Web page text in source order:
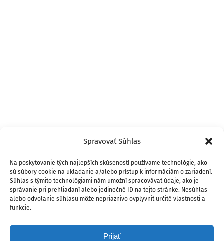
Spravovať Súhlas
Na poskytovanie tých najlepších skúseností používame technológie, ako
sú súbory cookie na ukladanie a/alebo prístup k informáciám o zariadení.
Súhlas s týmito technológiami nám umožní spracovávať údaje, ako je
správanie pri prehliadaní alebo jedinečné ID na tejto stránke. Nesúhlas
alebo odvolanie súhlasu môže nepriaznivo ovplyvniť určité vlastnosti a
funkcie.
Prijať